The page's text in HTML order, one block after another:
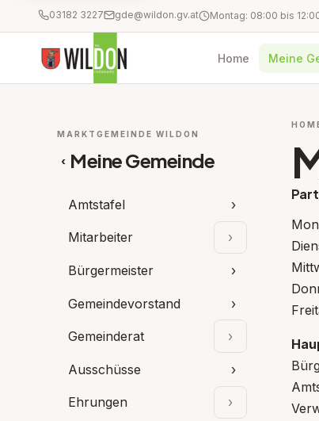
03182 3227 gde@wildon.gv.at
Home Meine
MARKTGEMEINDE WILDON
‹ Meine Gemeinde
Amtstafel ›
Mitarbeiter ›
Unterpunkte
Bürgermeister
›
Gemeindevorstand ›
Gemeinderat ›
Unterpunkte
Ausschüsse
›
Ehrungen ›
Unterpunkte